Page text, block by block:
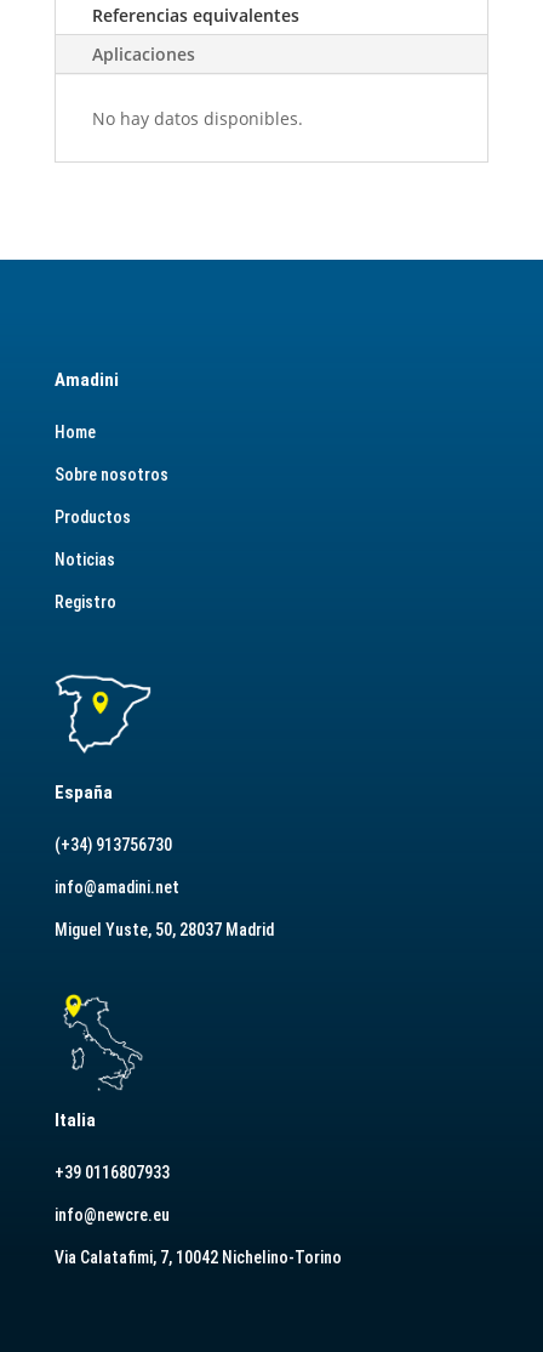
Referencias equivalentes
Aplicaciones
No hay datos disponibles.
Amadini
Home
Sobre nosotros
Productos
Noticias
Registro
España
(+34) 913756730
info@amadini.net
Miguel Yuste, 50, 28037 Madrid
Italia
+39 0116807933
info@newcre.eu
Via Calatafimi, 7, 10042 Nichelino-Torino